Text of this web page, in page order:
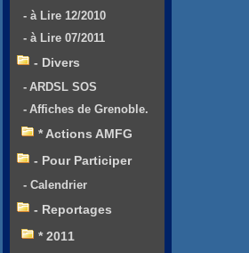
- à Lire 12/2010
- à Lire 07/2011
- Divers
- ARDSL SOS
- Affiches de Grenoble.
* Actions AMFG
- Pour Participer
- Calendrier
- Reportages
* 2011